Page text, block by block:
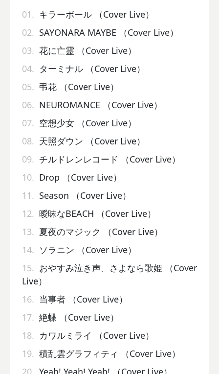
01. キラーボール （Cover Live）
02. SAYONARA MAYBE （Cover Live）
03. 花に亡霊 （Cover Live）
04. ターミナル （Cover Live）
05. 弔花 （Cover Live）
06. NEUROMANCE （Cover Live）
07. 空想少女 （Cover Live）
08. 天照ダウン （Cover Live）
09. チルドレンレコード （Cover Live）
10. Drop （Cover Live）
11. Season （Cover Live）
12. 曖昧なBEACH （Cover Live）
13. 夏夜のマジック （Cover Live）
14. ソラニン （Cover Live）
15. おやすみ泣き声、さよなら歌姫 （Cover
Live）
16. 当事者 （Cover Live）
17. 絶蝶 （Cover Live）
18. カワルミライ （Cover Live）
19. 積乱雲グラフィティ （Cover Live）
20.
Yeah! Yeah! Yeah! （Cover Live）